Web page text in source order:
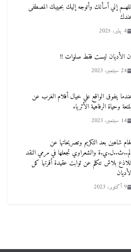
إني أسألك وأتوجه إليك بحبيبك المصطفى
4 يناير، 2025
الأديان ليست فقط صلوات !!
24 سبتمبر، 2023
يتفوق الواقع علي خيال أفلام الغرب عن
وحياة الرفاهية الأثرياء
14 سبتمبر، 2023
شاهين بعد التكريم وتصريحاتها عن
والشعراوي تجعلها في مرمي النقد
بلاش نتكلم عن ثوابت عقيدة أقرتها كل
9 أكتوبر، 2023